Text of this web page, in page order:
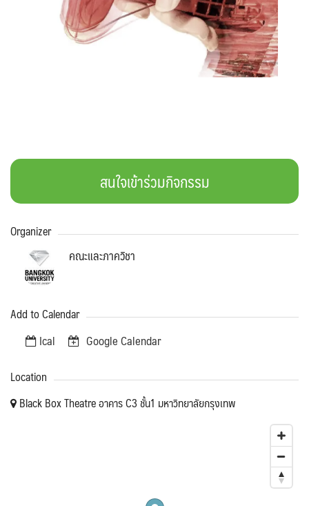
สนใจเข้าร่วมกิจกรรม
Organizer
คณะและภาควิชา
Add to Calendar
Ical Google Calendar
Location
Black Box Theatre อาคาร C3 ชั้น1 มหาวิทยาลัยกรุงเทพ